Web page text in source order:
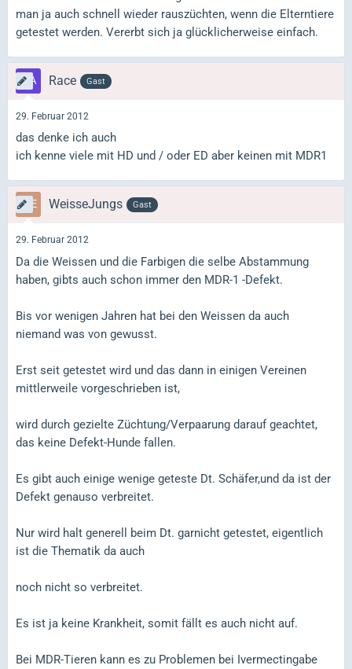
man ja auch schnell wieder rauszüchten, wenn die Elterntiere
getestet werden. Vererbt sich ja glücklicherweise einfach.
Race Gast
29. Februar 2012
das denke ich auch
ich kenne viele mit HD und / oder ED aber keinen mit MDR1
WeisseJungs Gast
29. Februar 2012
Da die Weissen und die Farbigen die selbe Abstammung
haben, gibts auch schon immer den MDR-1 -Defekt.
Bis vor wenigen Jahren hat bei den Weissen da auch
niemand was von gewusst.
Erst seit getestet wird und das dann in einigen Vereinen
mittlerweile vorgeschrieben ist,
wird durch gezielte Züchtung/Verpaarung darauf geachtet,
das keine Defekt-Hunde fallen.
Es gibt auch einige wenige geteste Dt. Schäfer,und da ist der
Defekt genauso verbreitet.
Nur wird halt generell beim Dt. garnicht getestet, eigentlich
ist die Thematik da auch
noch nicht so verbreitet.
Es ist ja keine Krankheit, somit fällt es auch nicht auf.
Bei MDR-Tieren kann es zu Problemen bei Ivermectingabe